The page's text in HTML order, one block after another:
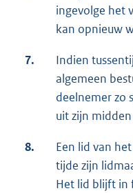
ingevolge het
kan opnieuw
7.
Indien
algemeen
deelnemer zo
uit zijn
8.
Een lid van
tijde zijn
Het lid blijft in